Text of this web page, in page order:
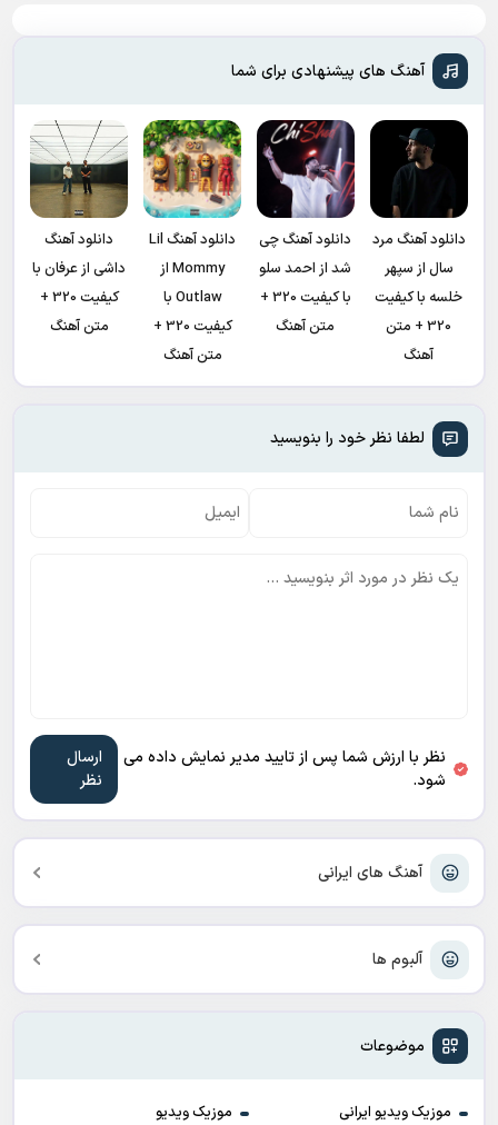
آهنگ های ایرانی
آلبوم ها
موضوعات
موزیک ویدیو ایرانی
موزیک ویدیو
آهنگ های پیشنهادی برای شما
دانلود آهنگ مرد
سال از سپهر
خلسه با کیفیت
320 + متن
آهنگ
دانلود آهنگ چی
شد از احمد سلو
با کیفیت 320 +
متن آهنگ
دانلود آهنگ Lil
Mommy از
Outlaw با
کیفیت 320 +
متن آهنگ
دانلود آهنگ
داشی از عرفان با
کیفیت 320 +
متن آهنگ
لطفا نظر خود را بنویسید
نظر با ارزش شما پس از تایید مدیر نمایش داده می
شود.